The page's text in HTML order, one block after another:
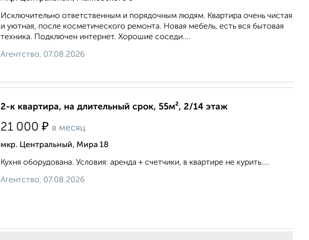
Исключительно ответственным и порядочным людям. Квартира очень чистая
и уютная, после косметического ремонта. Новая мебель, есть вся бытовая
техника. Подключен интернет. Хорошие соседи....
Агентство, 07.08.2026
2-к квартира, на длительный срок, 55м², 2/14 этаж
21 000 ₽ в месяц
мкр. Центральный, Мира 18
Кухня оборудована. Условия: аренда + счетчики, в квартире не курить....
Агентство, 07.08.2026